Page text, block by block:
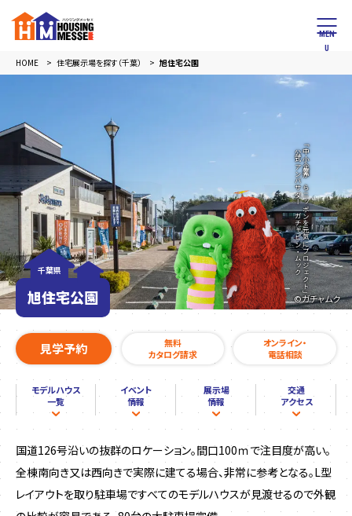
HOME 住宅展示場を探す（千葉） 旭住宅公園
「中小企業からニッポンを元気にプロジェクト」
公式アンバサダー ガチャピン・ムック
©︎ガチャムク
見学予約
無料
カタログ請求
オンライン・
電話相談
千葉県
旭住宅公園
モデルハウス
一覧
イベント
情報
展示場
情報
交通
アクセス
国道126号沿いの抜群のロケーション。間口100ｍで注目度が高い。
全棟南向き又は西向きで実際に建てる場合、非常に参考となる。L型
レイアウトを取り駐車場ですべてのモデルハウスが見渡せるので外観